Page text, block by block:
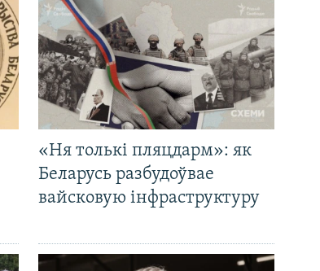
«Ня толькі пляцдарм»: як
Беларусь разбудоўвае
вайсковую інфраструктуру